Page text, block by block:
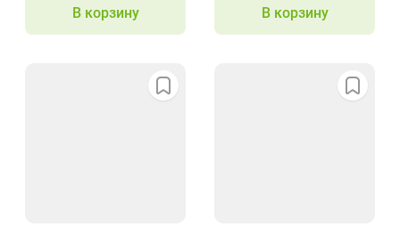
В корзину В корзину